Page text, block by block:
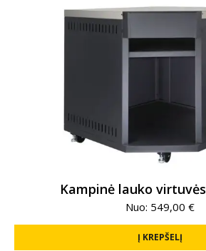
Kampinė lauko
Nuo: 549,00 €
Į KREPŠELĮ